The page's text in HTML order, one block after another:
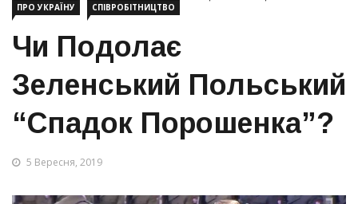
ПРО УКРАЇНУ
СПІВРОБІТНИЦТВО
Чи Подолає
Зеленський Польський
“спадок Порошенка”?
5 Вересня, 2019